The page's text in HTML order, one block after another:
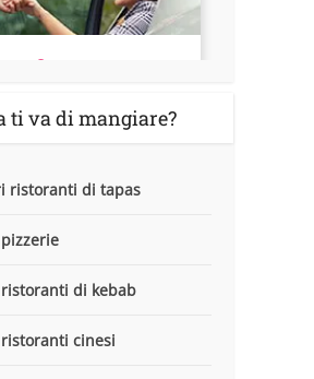
ti va di mangiare?
ristoranti di tapas
di kebab
cinesi